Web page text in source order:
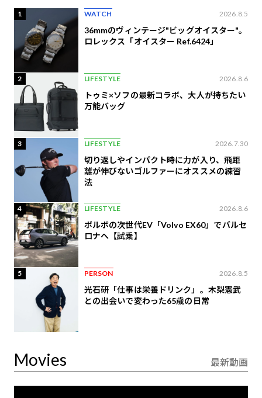
1 WATCH 2026.8.5
36mmのヴィンテージ"ビッグオイスター"。
ロレックス「オイスター Ref.6424」
2 LIFESTYLE 2026.8.6
トゥミ×ソフの最新コラボ、大人が持ちたい
万能バッグ
3 LIFESTYLE 2026.7.30
切り返しやインパクト時に力が入り、飛距
離が伸びないゴルファーにオススメの練習
法
4 LIFESTYLE 2026.8.6
ボルボの次世代EV「Volvo EX60」でバルセ
ロナへ【試乗】
5 PERSON 2026.8.5
光石研「仕事は栄養ドリンク」。木梨憲武
との出会いで変わった65歳の日常
Movies 最新動画